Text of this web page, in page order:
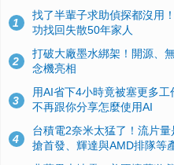
1
找了半輩子求助偵探都沒用
功找回失散50年家人
2
打破大廠墨水綁架！開源、
念機亮相
3
用AI省下4小時竟被塞更多
不再跟你分享怎麼使用AI
4
台積電2奈米太猛了！流片
搶首發、輝達與AMD排隊等